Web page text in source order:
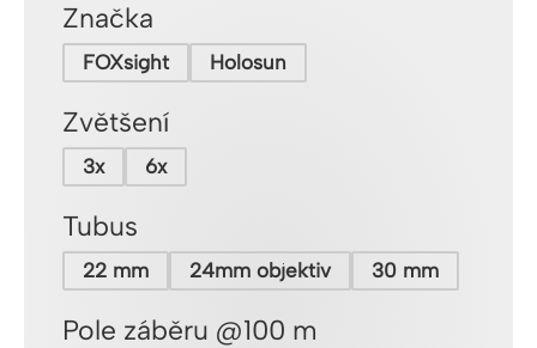
Značka
FOXsight Holosun
Zvětšení
3x 6x
Tubus
22 mm 24mm objektiv 30 mm
Pole záběru @100 m